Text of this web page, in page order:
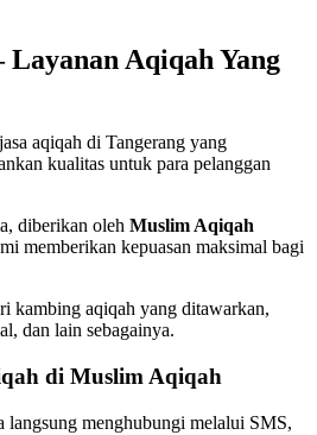
Aqiqah Yang
aqiqah di Tangerang yang
kualitas untuk para pelanggan
diberikan oleh Muslim Aqiqah
memberikan kepuasan maksimal bagi
kambing aqiqah yang ditawarkan,
dan lain sebagainya.
di Muslim Aqiqah
langsung menghubungi melalui SMS,